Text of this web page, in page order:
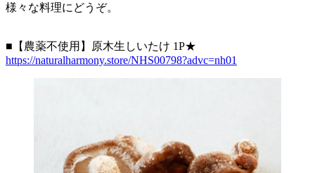
様々な料理にどうぞ。
■【農薬不使用】原木生しいたけ 1P★
https://naturalharmony.store/NHS00798?advc=nh01